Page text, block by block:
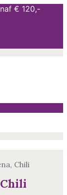
€ 120,-
Chili